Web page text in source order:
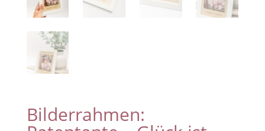
Bilderrahmen: